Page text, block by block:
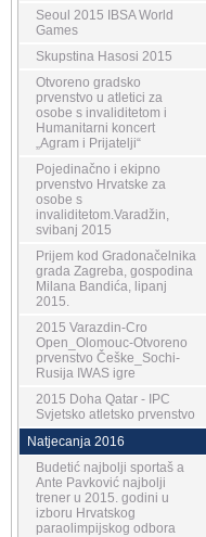
Seoul 2015 IBSA World
Games
Skupstina Hasosi 2015
Otvoreno gradsko
prvenstvo u atletici za
osobe s invaliditetom i
Humanitarni koncert
„Agram i Prijatelji“
Pojedinačno i ekipno
prvenstvo Hrvatske za
osobe s
invaliditetom.Varadžin,
svibanj 2015
Prijem kod Gradonačelnika
grada Zagreba, gospodina
Milana Bandića, lipanj
2015.
2015 Varazdin-Cro
Open_Olomouc-Otvoreno
prvenstvo Češke_Sochi-
Rusija IWAS igre
2015 Doha Qatar - IPC
Svjetsko atletsko prvenstvo
Natjecanja 2016
Budetić najbolji sportaš a
Ante Pavković najbolji
trener u 2015. godini u
izboru Hrvatskog
paraolimpijskog odbora